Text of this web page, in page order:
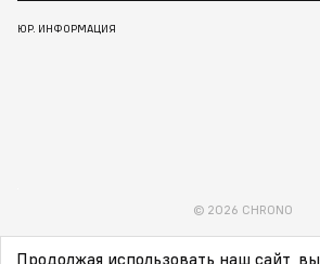
ЮР. ИНФОРМАЦИЯ
© 2026 CHRONO
Продолжая использовать наш сайт, вы